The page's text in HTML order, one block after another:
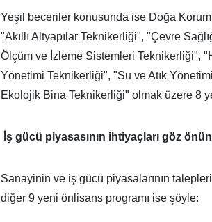
Yeşil beceriler konusunda ise Doğa
"Akıllı Altyapılar Teknikerliği", "Çevre
Ölçüm ve İzleme Sistemleri Teknikerliği",
Yönetimi Teknikerliği", "Su ve Atık
Ekolojik Bina Teknikerliği" olmak üzere 8
İş gücü piyasasının ihtiyaçları göz
Sanayinin ve iş gücü piyasalarının
diğer 9 yeni önlisans programı ise şöyle: